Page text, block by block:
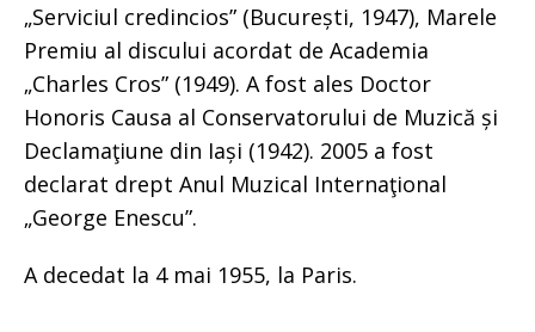
„Serviciul credincios” (București, 1947), Marele
Premiu al discului acordat de Academia
„Charles Cros” (1949). A fost ales Doctor
Honoris Causa al Conservatorului de Muzică și
Declamaţiune din Iași (1942). 2005 a fost
declarat drept Anul Muzical Internaţional
„George Enescu”.
A decedat la 4 mai 1955, la Paris.